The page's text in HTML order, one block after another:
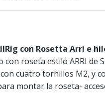
con Rosetta Arri e
roseta estilo ARRI de
cuatro tornillos M2, y
montar la roseta-